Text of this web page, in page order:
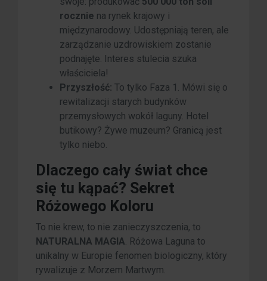
rocznie na rynek krajowy i
międzynarodowy. Udostępniają teren, ale
zarządzanie uzdrowiskiem zostanie
podnajęte. Interes stulecia szuka
właściciela!
Przyszłość: To tylko Faza 1. Mówi się o
rewitalizacji starych budynków
przemysłowych wokół laguny. Hotel
butikowy? Żywe muzeum? Granicą jest
tylko niebo.
Dlaczego cały świat chce
się tu kąpać? Sekret
Różowego Koloru
To nie krew, to nie zanieczyszczenia, to
NATURALNA MAGIA. Różowa Laguna to
unikalny w Europie fenomen biologiczny, który
rywalizuje z Morzem Martwym.